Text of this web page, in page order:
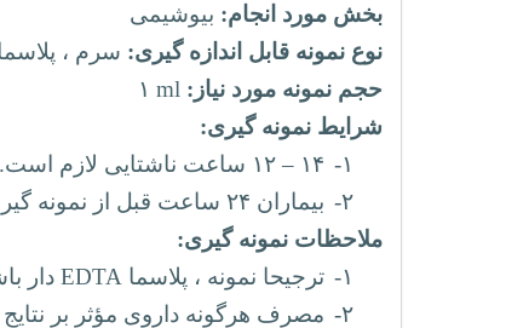
بخش مورد انجام: بیوشیمی
نوع نمونه قابل اندازه گیری: سرم ، پلاسما
حجم نمونه مورد نیاز: ml ۱
شرایط نمونه گیری:
۱-
۱۴ –
۲-
بیماران ۲۴ ساعت قبل از نمونه گیری از مصرف الکل اجتناب نمایید. همچنین به وی گوشزد کنید که مجاز به کشیدن سیگار نمی باشد.
ملاحظات نمونه گیری:
۱-
ترجیحا نمونه ، پلاسما EDTA دار
۲-
مصرف هرگونه داروی مؤثر بر